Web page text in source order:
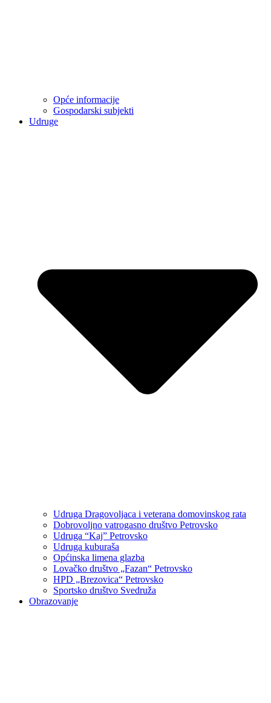
Opće informacije
Gospodarski subjekti
Udruge
Udruga Dragovoljaca i veterana domovinskog rata
Dobrovoljno vatrogasno društvo Petrovsko
Udruga “Kaj” Petrovsko
Udruga kuburaša
Općinska limena glazba
Lovačko društvo „Fazan“ Petrovsko
HPD „Brezovica“ Petrovsko
Sportsko društvo Svedruža
Obrazovanje